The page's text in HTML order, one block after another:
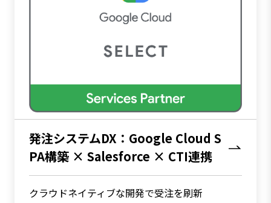
発注システムDX：Google Cloud S
PA構築 × Salesforce × CTI連携
クラウドネイティブな開発で受注を刷新